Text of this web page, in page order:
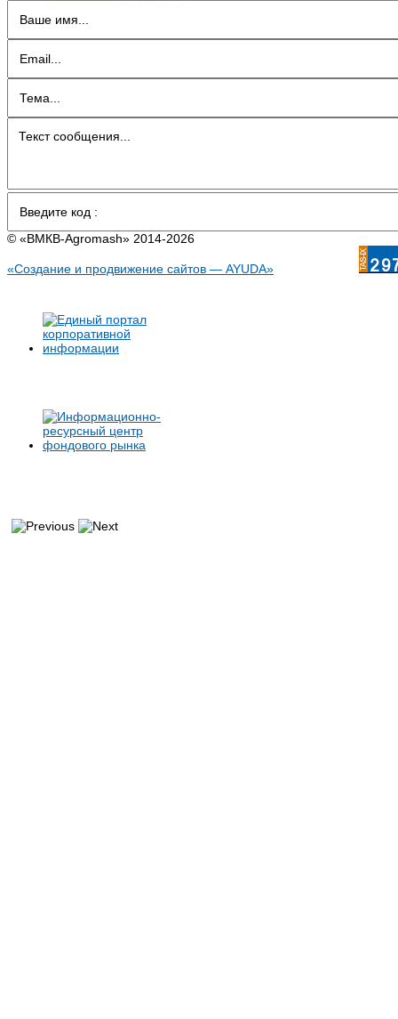
© «BMКB-Аgromash» 2014-2026
«Создание и продвижение сайтов — AYUDA»